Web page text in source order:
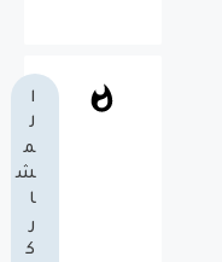
ا
ل
م
ش
ا
ر
ك